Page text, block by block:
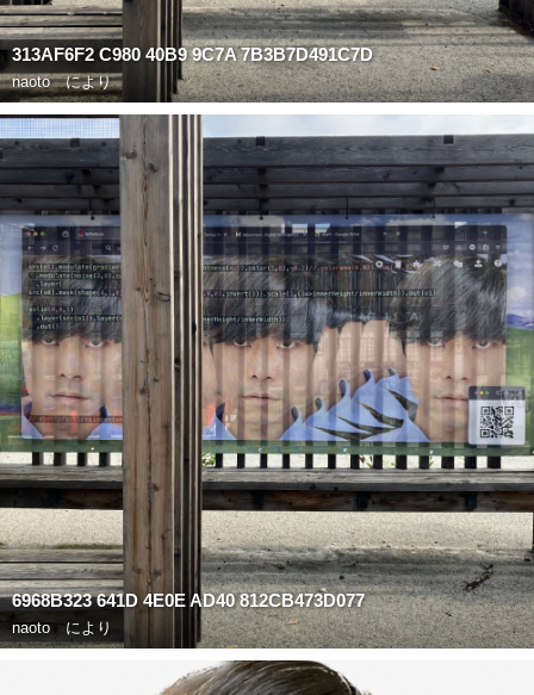
313AF6F2 C980 40B9 9C7A 7B3B7D491C7D
naotoにより
6968B323 641D 4E0E AD40 812CB473D077
naoto により